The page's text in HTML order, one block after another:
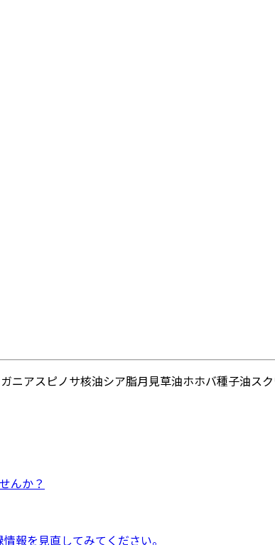
ニアスピノサ核油シア脂月見草油ホホバ種子油ス
んか？
報を見直してみてください。